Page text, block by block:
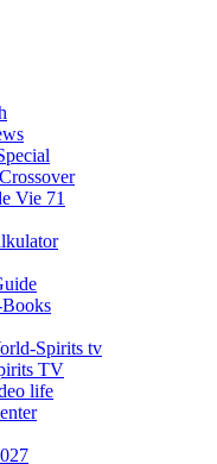
Vie 71
Spirits tv
TV
life